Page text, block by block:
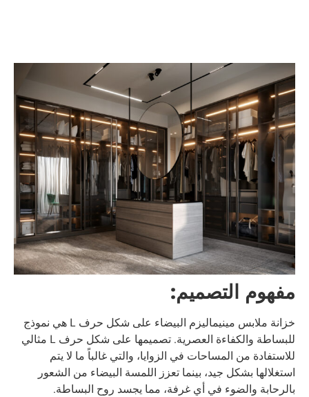
مفهوم التصميم:
خزانة ملابس مينيماليزم البيضاء على شكل حرف L هي نموذج
للبساطة والكفاءة العصرية. تصميمها على شكل حرف L مثالي
للاستفادة من المساحات في الزوايا، والتي غالباً ما لا يتم
استغلالها بشكل جيد، بينما تعزز اللمسة البيضاء من الشعور
بالرحابة والضوء في أي غرفة، مما يجسد روح البساطة.